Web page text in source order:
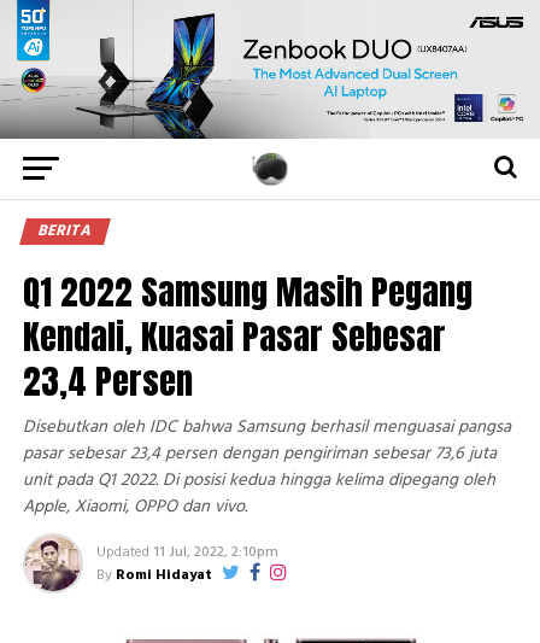
BERITA
Q1 2022 Samsung Masih Pegang
Kendali, Kuasai Pasar Sebesar
23,4 Persen
Disebutkan oleh IDC bahwa Samsung berhasil menguasai pangsa
pasar sebesar 23,4 persen dengan pengiriman sebesar 73,6 juta
unit pada Q1 2022. Di posisi kedua hingga kelima dipegang oleh
Apple, Xiaomi, OPPO dan vivo.
Updated 11 Jul, 2022, 2:10pm
By Romi Hidayat